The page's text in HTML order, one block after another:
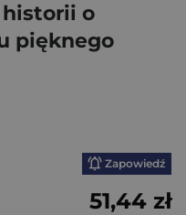
historii o
pięknego
Zapowiedź
51,44 zł